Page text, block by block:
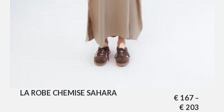
LA ROBE CHEMISE SAHARA
€ 167 –
€ 203